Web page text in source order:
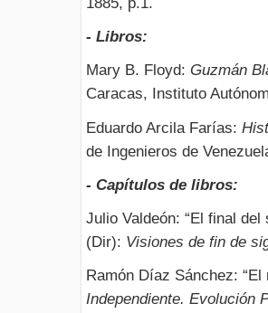
- Libros:
Mary B. Floyd: Guzmán
Caracas, Instituto
Eduardo Arcila Farías:
de Ingenieros de
- Capítulos de libros:
Julio Valdeón: “El final
(Dir): Visiones de fin de
Ramón Díaz Sánchez:
Independiente. Evolución